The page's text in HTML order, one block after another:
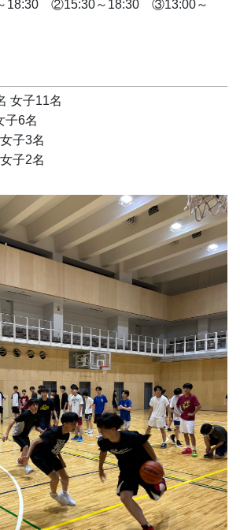
18:30　②15:30～18:30　③13:00～
女子11名
子6名
子3名
子2名